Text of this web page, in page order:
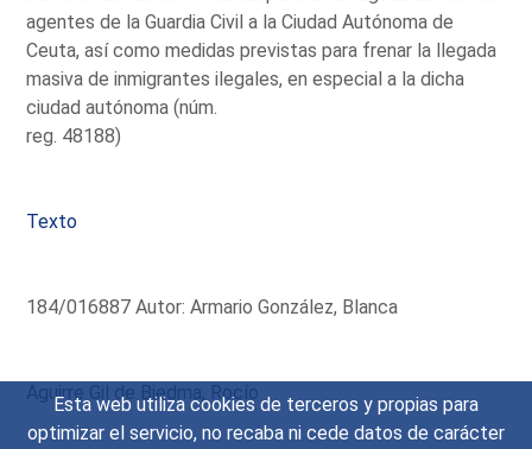
Esta web utiliza cookies de terceros y propias para
optimizar el servicio, no recaba ni cede datos de carácter
agentes de la Guardia Civil a la Ciudad Autónoma de
Ceuta, así como medidas previstas para frenar la llegada
masiva de inmigrantes ilegales, en especial a la dicha
ciudad autónoma (núm.
reg. 48188)
Texto
184/016887 Autor: Armario González, Blanca
Aguirre Gil de Biedma, Rocío